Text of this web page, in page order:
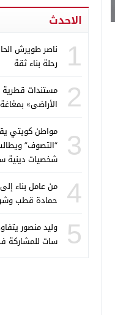
الاحدث
1
ناصر طويرش
رحلة بناء ثقة
2
مستندات قطرية
الأراضى»
3
مواطن كويتي
“التصوف”
شخصيات دينية
4
من عامل بناء
حمادة قطب
5
وليد منصور
سات للمشاركة